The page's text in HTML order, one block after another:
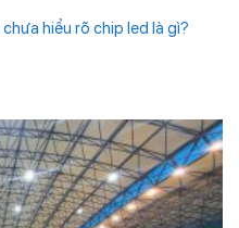
hiểu rõ chip led là gì?